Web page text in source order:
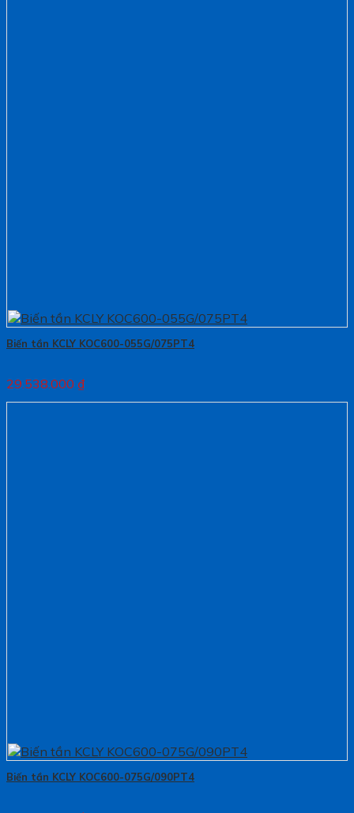
Biến tần KCLY KOC600-055G/075PT4
29.538.000 ₫
Biến tần KCLY KOC600-075G/090PT4